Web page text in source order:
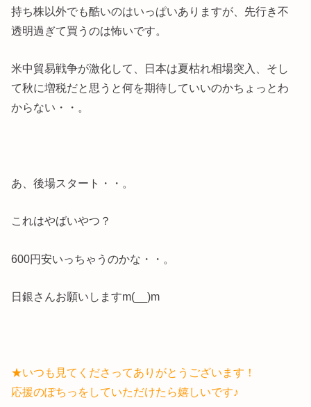
持ち株以外でも酷いのはいっぱいありますが、先行き不
透明過ぎて買うのは怖いです。
米中貿易戦争が激化して、日本は夏枯れ相場突入、そし
て秋に増税だと思うと何を期待していいのかちょっとわ
からない・・。
あ、後場スタート・・。
これはやばいやつ？
600円安いっちゃうのかな・・。
日銀さんお願いしますm(__)m
★いつも見てくださってありがとうございます！
応援のぽちっをしていただけたら嬉しいです♪